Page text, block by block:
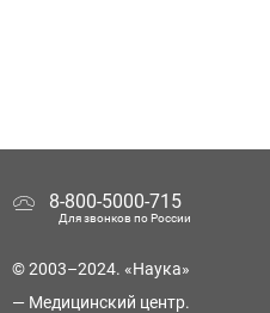
8-800-5000-715
Для звонков по России
© 2003–2024. «Наука»
— Медицинский центр.